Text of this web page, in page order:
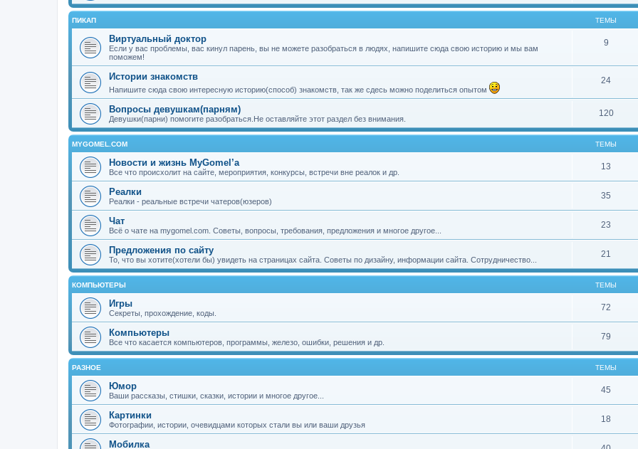
ПИКАП ТЕМЫ
Виртуальный доктор
Если у вас проблемы, вас кинул парень, вы не можете разобраться в людях, напишите сюда свою историю и мы вам
поможем!
9
Истории знакомств
Напишите сюда свою интересную историю(способ) знакомств, так же сдесь можно поделиться опытом
24
Вопросы девушкам(парням)
Девушки(парни) помогите разобраться.Не оставляйте этот раздел без внимания.
120
MYGOMEL.COM ТЕМЫ
Новости и жизнь MyGomel’a
Все что происхолит на сайте, мероприятия, конкурсы, встречи вне реалок и др.
13
Реалки
Реалки - реальные встречи чатеров(юзеров)
35
Чат
Всё о чате на mygomel.com. Советы, вопросы, требования, предложения и многое другое...
23
Предложения по сайту
То, что вы хотите(хотели бы) увидеть на страницах сайта. Советы по дизайну, информации сайта. Сотрудничество...
21
КОМПЬЮТЕРЫ ТЕМЫ
Игры
Секреты, прохождение, коды.
72
Компьютеры
Все что касается компьютеров, программы, железо, ошибки, решения и др.
79
РАЗНОЕ ТЕМЫ
Юмор
Ваши рассказы, стишки, сказки, истории и многое другое...
45
Картинки
Фотографии, истории, очевидцами которых стали вы или ваши друзья
18
Мобилка